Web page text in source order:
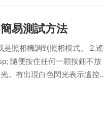
易測試方法
是照相機調到照相模式。 2.
隨便按住任何一顆按鈕不
。有出現白色閃光表示遙控